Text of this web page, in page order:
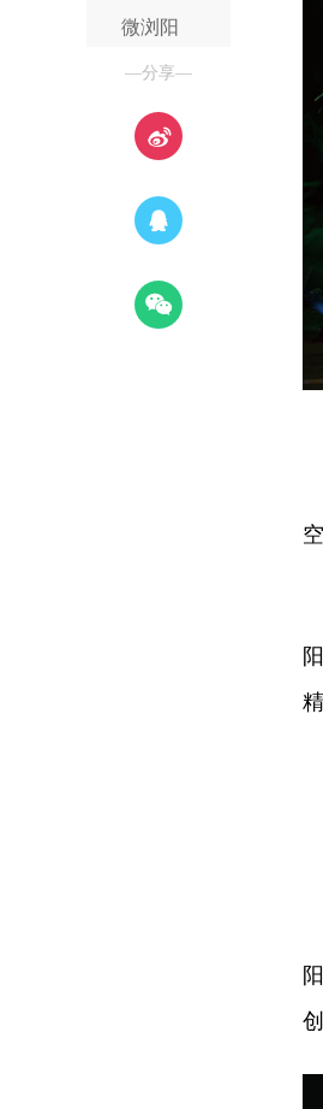
微浏阳
—分享—